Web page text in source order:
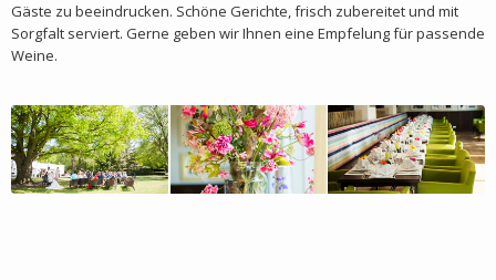
Gäste zu beeindrucken. Schöne Gerichte, frisch zubereitet und mit
Sorgfalt serviert. Gerne geben wir Ihnen eine Empfelung für passende
Weine.